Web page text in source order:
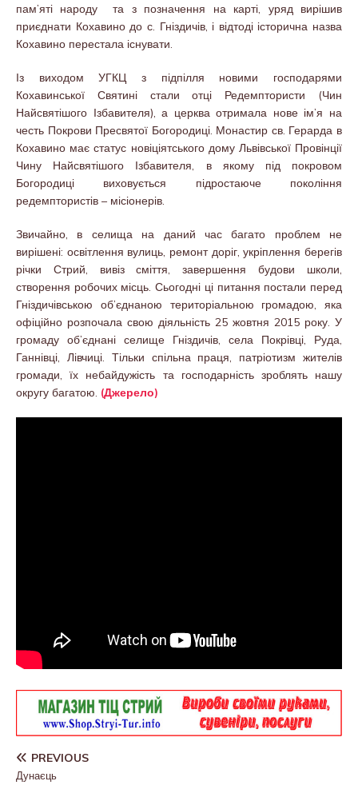
пам’яті народу та з позначення на карті, уряд вирішив
приєднати Кохавино до с. Гніздичів, і відтоді історична назва
Кохавино перестала існувати.
Із виходом УГКЦ з підпілля новими господарями
Кохавинської Святині стали отці Редемптористи (Чин
Найсвятішого Ізбавителя), а церква отримала нове ім’я на
честь Покрови Пресвятої Богородиці. Монастир св. Герарда в
Кохавино має статус новіціятського дому Львівської Провінції
Чину Найсвятішого Ізбавителя, в якому під покровом
Богородиці виховується підростаюче покоління
редемптористів – місіонерів.
Звичайно, в селища на даний час багато проблем не
вирішені: освітлення вулиць, ремонт доріг, укріплення берегів
річки Стрий, вивіз сміття, завершення будови школи,
створення робочих місць. Сьогодні ці питання постали перед
Гніздичівською об’єднаною територіальною громадою, яка
офіційно розпочала свою діяльність 25 жовтня 2015 року. У
громаду об’єднані селище Гніздичів, села Покрівці, Руда,
Ганнівці, Лівчиці. Тільки спільна праця, патріотизм жителів
громади, їх небайдужість та господарність зроблять нашу
округу багатою. (Джерело)
PREVIOUS
Дунаєць